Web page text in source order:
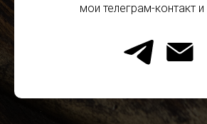
мои телеграм-контакт и